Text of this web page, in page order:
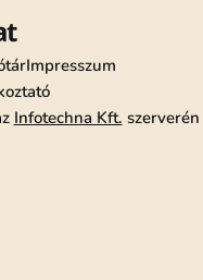
Impresszum
Infotechna Kft.